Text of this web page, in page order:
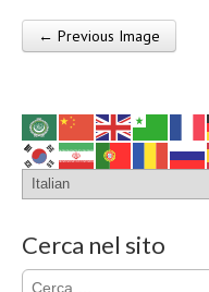
Post navigation
← Previous Image
Cerca nel sito
Ricerca